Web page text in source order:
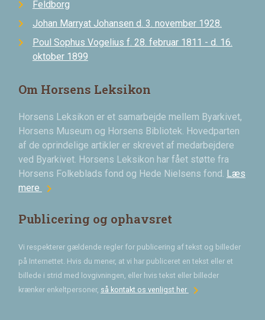
Feldborg
Johan Marryat Johansen d. 3. november 1928.
Poul Sophus Vogelius f. 28. februar 1811 - d. 16.
oktober 1899
Om Horsens Leksikon
Horsens Leksikon er et samarbejde mellem Byarkivet,
Horsens Museum og Horsens Bibliotek. Hovedparten
af de oprindelige artikler er skrevet af medarbejdere
ved Byarkivet. Horsens Leksikon har fået støtte fra
Horsens Folkeblads fond og Hede Nielsens fond. Læs
mere chevron_right
Publicering og ophavsret
Vi respekterer gældende regler for publicering af tekst og billeder
på Internettet. Hvis du mener, at vi har publiceret en tekst eller et
billede i strid med lovgivningen, eller hvis tekst eller billeder
krænker enkeltpersoner, så kontakt os venligst herchevron_right